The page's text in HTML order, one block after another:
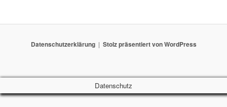
Datenschutzerklärung Stolz präsentiert von WordPress
Datenschutz